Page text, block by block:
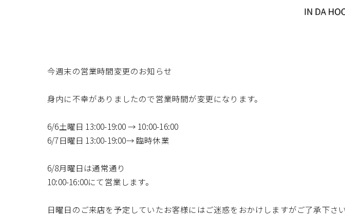
今週末の営業時間変更のお知らせ
身内に不幸がありましたので営業時間が変更になります。
6/6土曜日 13:00-19:00 → 10:00-16:00
6/7日曜日 13:00-19:00→ 臨時休業
6/8月曜日は通常通り
10:00-16:00にて営業します。
日曜日のご来店を予定していたお客様にはご迷惑をおかけしますがご了承下さい